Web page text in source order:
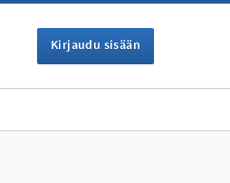
Kirjaudu sisään